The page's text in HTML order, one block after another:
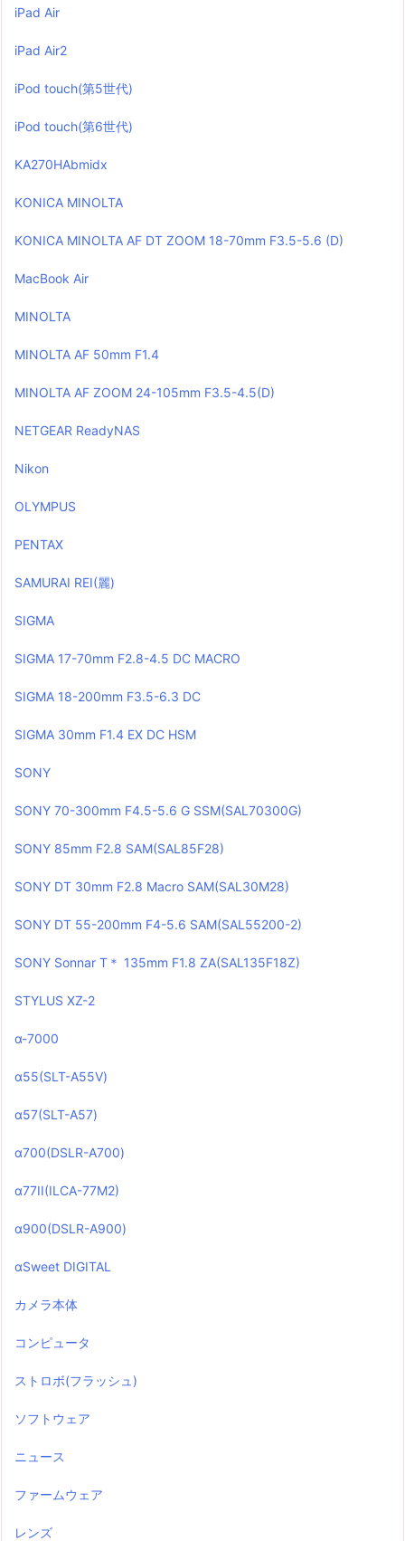
iPad Air
iPad Air2
iPod touch(第5世代)
iPod touch(第6世代)
KA270HAbmidx
KONICA MINOLTA
KONICA MINOLTA AF DT ZOOM 18-70mm F3.5-5.6 (D)
MacBook Air
MINOLTA
MINOLTA AF 50mm F1.4
MINOLTA AF ZOOM 24-105mm F3.5-4.5(D)
NETGEAR ReadyNAS
Nikon
OLYMPUS
PENTAX
SAMURAI REI(麗)
SIGMA
SIGMA 17-70mm F2.8-4.5 DC MACRO
SIGMA 18-200mm F3.5-6.3 DC
SIGMA 30mm F1.4 EX DC HSM
SONY
SONY 70-300mm F4.5-5.6 G SSM(SAL70300G)
SONY 85mm F2.8 SAM(SAL85F28)
SONY DT 30mm F2.8 Macro SAM(SAL30M28)
SONY DT 55-200mm F4-5.6 SAM(SAL55200-2)
SONY Sonnar T＊ 135mm F1.8 ZA(SAL135F18Z)
STYLUS XZ-2
α-7000
α55(SLT-A55V)
α57(SLT-A57)
α700(DSLR-A700)
α77II(ILCA-77M2)
α900(DSLR-A900)
αSweet DIGITAL
カメラ本体
コンピュータ
ストロボ(フラッシュ)
ソフトウェア
ニュース
ファームウェア
レンズ